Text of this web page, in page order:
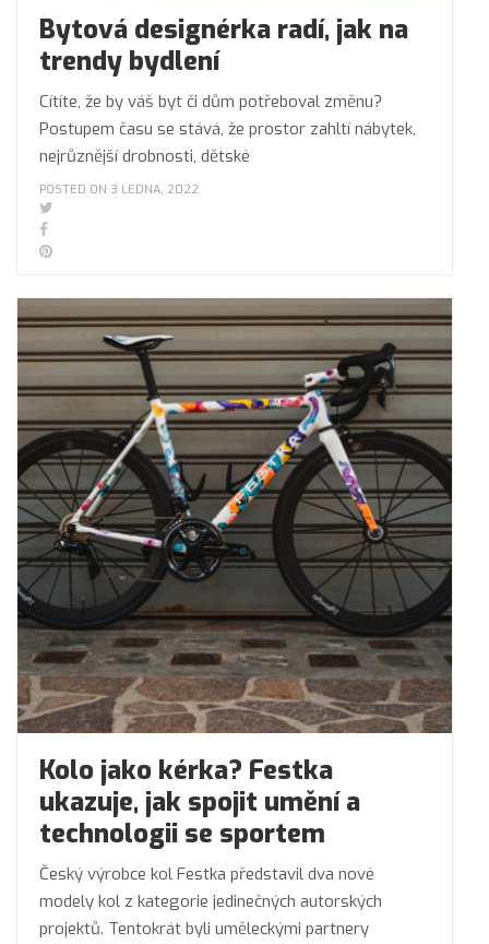
Bytová designérka radí, jak na
trendy bydlení
Cítíte, že by váš byt či dům potřeboval změnu?
Postupem času se stává, že prostor zahltí nábytek,
nejrůznější drobnosti, dětské
POSTED ON 3 LEDNA, 2022
Kolo jako kérka? Festka
ukazuje, jak spojit umění a
technologii se sportem
Český výrobce kol Festka představil dva nové
modely kol z kategorie jedinečných autorských
projektů. Tentokrát byli uměleckými partnery